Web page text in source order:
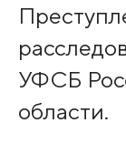
УФСБ
области.